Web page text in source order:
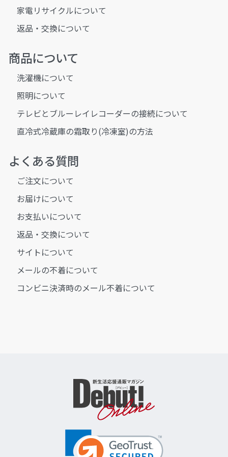
家電リサイクルについて
返品・交換について
商品について
洗濯機について
照明について
テレビとブルーレイレコーダーの接続について
直冷式冷蔵庫の霜取り(冷凍室)の方法
よくある質問
ご注文について
お届けについて
お支払いについて
返品・交換について
サイトについて
メールの不着について
コンビニ決済時のメール不着について